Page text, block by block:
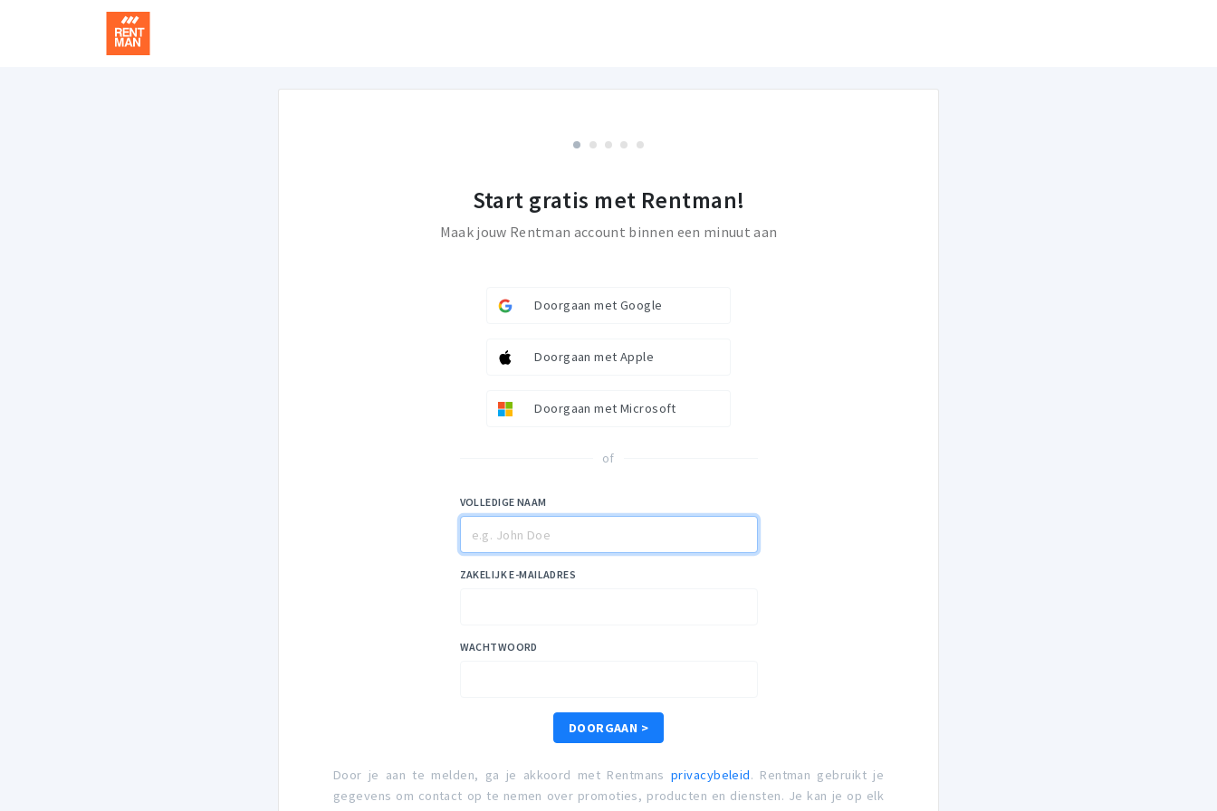
Start gratis met Rentman!
Maak jouw Rentman account binnen een minuut aan
Doorgaan met Google
Doorgaan met Apple
Doorgaan met Microsoft
of
VOLLEDIGE NAAM
ZAKELIJK E-MAILADRES
WACHTWOORD
DOORGAAN >
Door je aan te melden, ga je akkoord met Rentmansprivacybeleid. Rentman gebruikt je
gegevens om contact op te nemen over promoties, producten en diensten. Je kan je op elk